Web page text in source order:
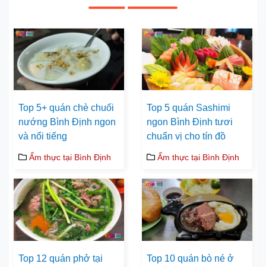
Top 5+ quán chè chuối
nướng Bình Định ngon
và nổi tiếng
Ẩm thực tại Bình Định
Top 5 quán Sashimi
ngon Bình Định tươi
chuẩn vị cho tín đồ
Ẩm thực tại Bình Định
Top 12 quán phở tại
Top 10 quán bò né ở